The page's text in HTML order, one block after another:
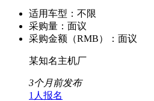
适用车型： 不限
采购量： 面议
采购金额（RMB）： 面议
某知名主机厂
3个月前发布
1人报名